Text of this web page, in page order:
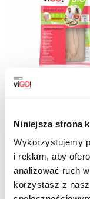
Niniejsza strona
Wykorzystujemy
i reklam, aby
analizować ruch
korzystasz z
13x20cm (20) +
11,99 złbrut
- +